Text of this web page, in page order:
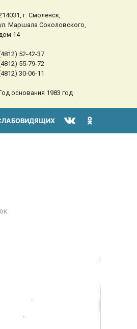
г. Смоленск,
Маршала Соколовского,
14
52-42-37
55-79-72
30-06-11
основания 1983 год